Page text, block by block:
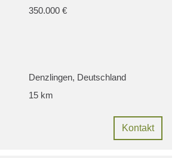
350.000 €
Denzlingen, Deutschland
15 km
Kontakt